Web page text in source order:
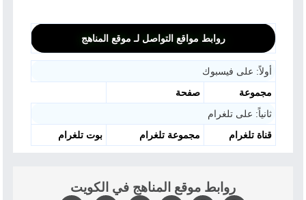
روابط مواقع التواصل لـ موقع المناهج
أولاً: على فيسبوك
مجموعة
صفحة
ثانياً: على تلغرام
قناة تلغرام
مجموعة تلغرام بوت تلغرام
روابط موقع المناهج في الكويت